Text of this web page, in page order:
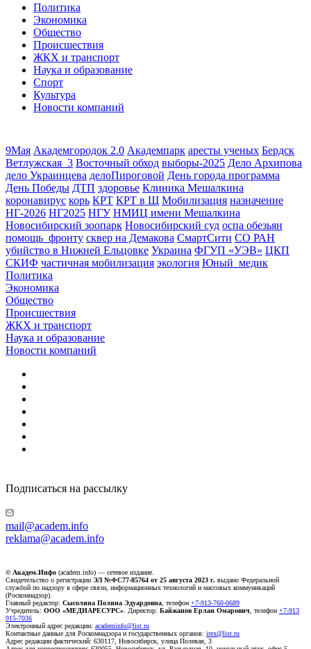
Политика
Экономика
Общество
Происшествия
ЖКХ и транспорт
Наука и образование
Спорт
Культура
Новости компаний
9Мая Академгородок 2.0 Академпарк аресты ученых Бердск
Ветлужская_3 Восточный обход выборы-2025 Дело Архипова
дело Украинцева делоПироговой День города программа
День Победы ДТП здоровье Клиника Мешалкина
коронавирус корь КРТ КРТ в Щ Мобилизация назначение
НГ-2026 НГ2025 НГУ НМИЦ имени Мешалкина
Новосибирский зоопарк Новосибирский суд оспа обезьян
помощь_фронту сквер на Демакова СмартСити СО РАН
убийство в Нижней Ельцовке Украина ФГУП «УЭВ» ЦКП
СКИФ частичная мобилизация экология Юный_медик
Политика
Экономика
Общество
Происшествия
ЖКХ и транспорт
Наука и образование
Новости компаний
Подписаться на рассылку
mail@academ.info
reklama@academ.info
© Академ.Инфо (academ.info) — сетевое издание.
Свидетельство о регистрации ЭЛ №ФС77-85764 от 25 августа 2023 г. выдано Федеральной
службой по надзору в сфере связи, информационных технологий и массовых коммуникаций
(Роскомнадзор).
Главный редактор: Сысолина Полина Эдуардовна , телефон +7-913-760-0689
Учредитель: ООО «МЕДИАРЕСУРС» . Директор: Байжанов Ерлан Омарович , телефон +7-913
915-7036
Электронный адрес редакции: academinfo@list.ru
Контактные данные для Роскомнадзора и государственных органов: irex@list.ru
Адрес редакции фактический: 630117, Новосибирск, улица Полевая, 3